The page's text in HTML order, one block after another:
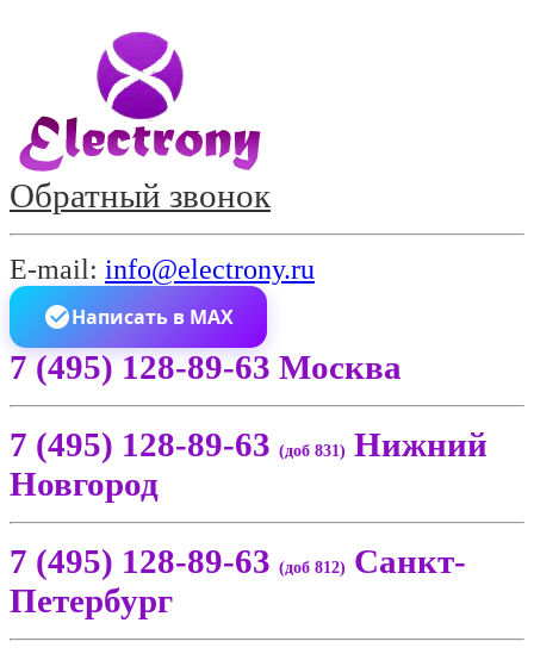
Обратный звонок
E-mail: info@electrony.ru
Написать в MAX
7 (495) 128-89-63 Москва
7 (495) 128-89-63 (доб 831) Нижний
Новгород
7 (495) 128-89-63 (доб 812) Санкт-
Петербург